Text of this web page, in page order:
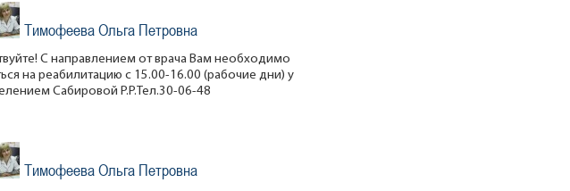
Тимофеева Ольга Петровна
С направлением от врача Вам необходимо
на реабилитацию с 15.00-16.00 (рабочие дни) у
Сабировой Р.Р.Тел.30-06-48
Тимофеева Ольга Петровна